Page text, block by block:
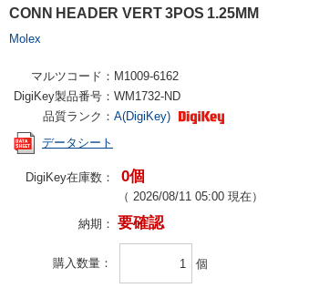
CONN HEADER VERT 3POS 1.25MM
Molex
マルツコード： M1009-6162
DigiKey製品番号： WM1732-ND
品質ランク： A(DigiKey)
データシート
DigiKey在庫数： 0個
（ 2026/08/11 05:00 現在）
納期： 要確認
購入数量 個